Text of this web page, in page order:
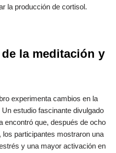
la producción de cortisol.
la meditación y
experimenta cambios en la
estudio fascinante divulgado
encontró que, después de ocho
participantes mostraron una
y una mayor activación en